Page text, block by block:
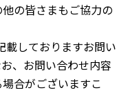
の皆さまもご協力の
載しておりますお問い
、お問い合わせ内容
合がございますこ